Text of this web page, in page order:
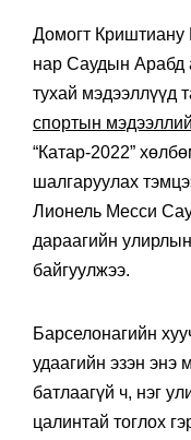
Домогт Криштиану
нар Саудын Арабд
тухай мэдээллүүд
спортын
“Катар-2022”
шалгаруулах
Лионель Месси
дараагийн
байгуулжээ.
Барселонагийн
удаагийн эзэн энэ
батлаагүй ч, нэг
цалинтай тоглох